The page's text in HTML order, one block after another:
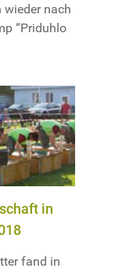
wieder nach
“Priduhlo
in
fand in